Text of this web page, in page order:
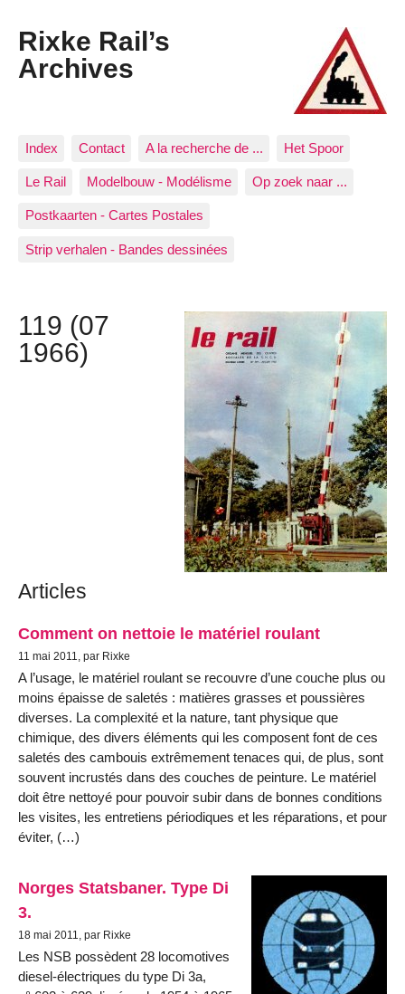
Rixke Rail’s
Archives
Index Contact A la recherche de ... Het Spoor
Le Rail Modelbouw - Modélisme Op zoek naar ...
Postkaarten - Cartes Postales
Strip verhalen - Bandes dessinées
119 (07
1966)
Articles
Comment on nettoie le matériel roulant
11 mai 2011, par Rixke
A l’usage, le matériel roulant se recouvre d’une couche plus ou
moins épaisse de saletés : matières grasses et poussières
diverses. La complexité et la nature, tant physique que
chimique, des divers éléments qui les composent font de ces
saletés des cambouis extrêmement tenaces qui, de plus, sont
souvent incrustés dans des couches de peinture. Le matériel
doit être nettoyé pour pouvoir subir dans de bonnes conditions
les visites, les entretiens périodiques et les réparations, et pour
éviter, (…)
Norges Statsbaner. Type Di
3.
18 mai 2011, par Rixke
Les NSB possèdent 28 locomotives
diesel-électriques du type Di 3a,